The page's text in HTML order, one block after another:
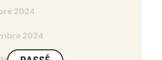
2024
2024